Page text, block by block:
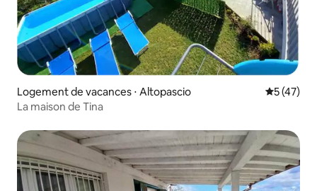
Logement de vacances ⋅ Altopascio
5 (47)
La maison de Tina